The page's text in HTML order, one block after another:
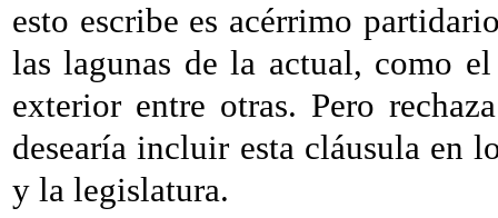
esto escribe es acérrimo
las lagunas de la actual, como
exterior entre otras. Pero
desearía incluir esta cláusula en
y la legislatura.